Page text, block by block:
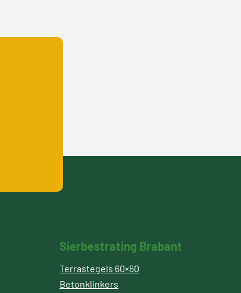
Sierbestrating Brabant
Terrastegels 60×60
Betonklinkers